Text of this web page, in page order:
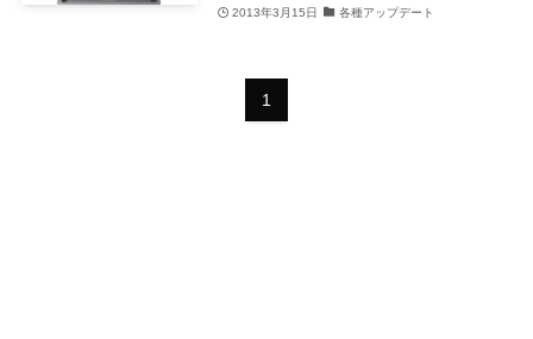
2013年3月15日 各種アップデート
1